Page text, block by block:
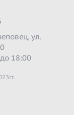
ул.
18:00